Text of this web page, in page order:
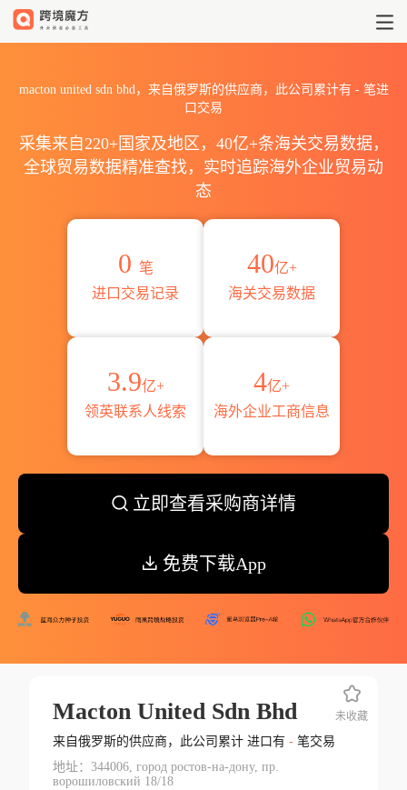
macton united sdn bhd，来自俄罗斯的供应商，此公司累计有 -笔进
口交易
采集来自220+国家及地区，40亿+条海关交易数据，
全球贸易数据精准查找，实时追踪海外企业贸易动
态
0 笔
进口交易记录
40亿+
海关交易数据
3.9亿+
领英联系人线索
4亿+
海外企业工商信息
立即查看采购商详情
免费下载App
Macton United Sdn Bhd
来自俄罗斯的供应商，此公司累计 进口有 -笔交易
地址：344006, город ростов-на-дону, пр.
ворошиловский 18/18
未收藏